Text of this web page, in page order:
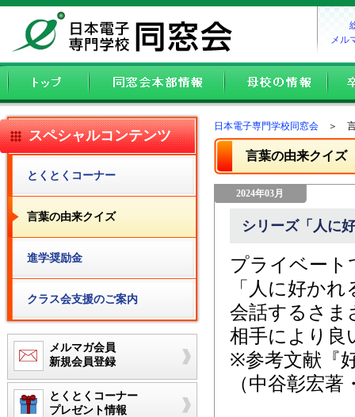
メル
スペシャルコンテンツ
とくとくコーナー
言葉の由来クイズ
進学奨励金
クラス会支援のご案内
メルマガ会員
新規会員登録
とくとくコーナー
プレゼント情報
日本電子専門学校同窓会 ＞ 言
言葉の由来クイズ
2024年03月
シリーズ「人に
プライベート
「人に好か
会話するさま
相手により良
※参考文献『
（中谷彰宏